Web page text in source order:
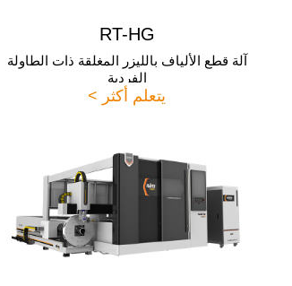
RT-HG
آلة قطع الألياف بالليزر المغلقة ذات الطاولة
الفردية
يتعلم أكثر >